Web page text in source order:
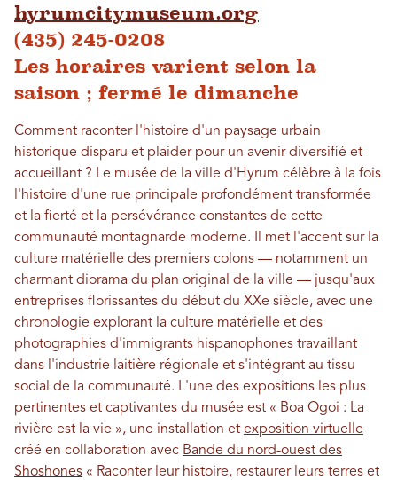
hyrumcitymuseum.org
(435) 245-0208
Les horaires varient selon la
saison ; fermé le dimanche
Comment raconter l'histoire d'un paysage urbain
historique disparu et plaider pour un avenir diversifié et
accueillant ? Le musée de la ville d'Hyrum célèbre à la fois
l'histoire d'une rue principale profondément transformée
et la fierté et la persévérance constantes de cette
communauté montagnarde moderne. Il met l'accent sur la
culture matérielle des premiers colons — notamment un
charmant diorama du plan original de la ville — jusqu'aux
entreprises florissantes du début du XXe siècle, avec une
chronologie explorant la culture matérielle et des
photographies d'immigrants hispanophones travaillant
dans l'industrie laitière régionale et s'intégrant au tissu
social de la communauté. L'une des expositions les plus
pertinentes et captivantes du musée est « Boa Ogoi : La
rivière est la vie », une installation et exposition virtuelle
créé en collaboration avec Bande du nord-ouest des
Shoshones « Raconter leur histoire, restaurer leurs terres et